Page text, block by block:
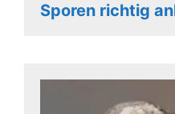
Sporen richtig